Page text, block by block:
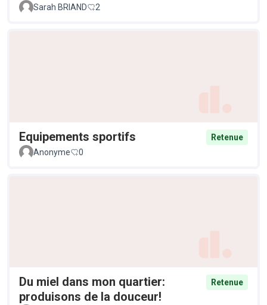
Sarah BRIAND 2
Equipements sportifs
Retenue
Anonyme
0
Du miel dans mon quartier:
produisons de la douceur!
Retenue